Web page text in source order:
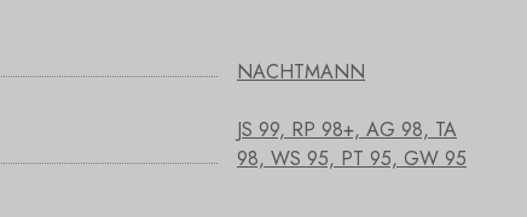
NACHTMANN
JS 99, RP 98+, AG 98, TA
98, WS 95, PT 95, GW 95